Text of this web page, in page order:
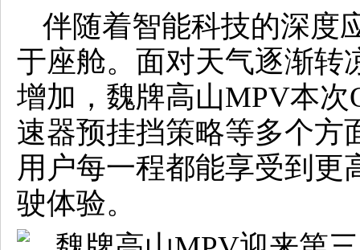
伴随着智能科技的深度
于座舱。面对天气逐渐转
增加，魏牌高山MPV本
速器预挂挡策略等多个方
用户每一程都能享受到更
驶体验。